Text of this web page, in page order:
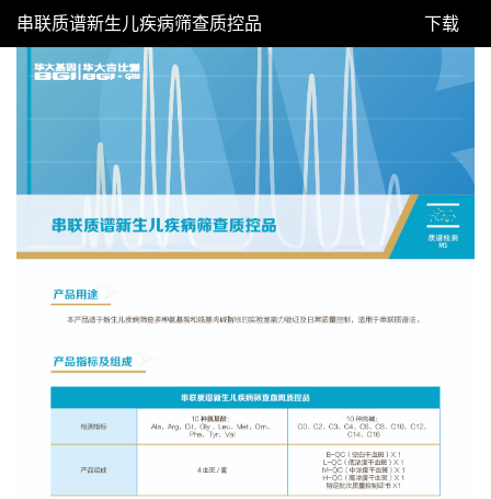
下载
串联质谱新生儿疾病筛查质控品